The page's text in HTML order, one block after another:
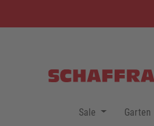
Sale Garten